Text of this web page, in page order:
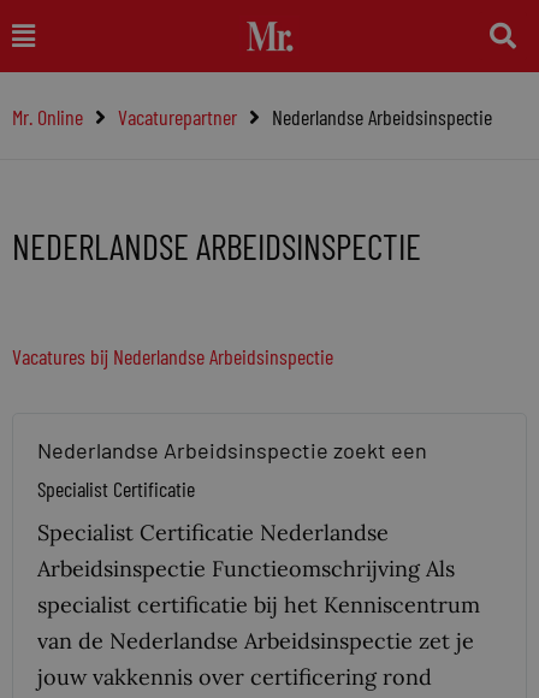
naar
inhoud
Main
Menu
Mr. Online Vacaturepartner Nederlandse Arbeidsinspectie
NEDERLANDSE ARBEIDSINSPECTIE
Vacatures bij Nederlandse Arbeidsinspectie
Nederlandse Arbeidsinspectie zoekt een
Specialist Certificatie
Specialist Certificatie Nederlandse
Arbeidsinspectie Functie­omschrijving Als
specialist certificatie bij het Kenniscentrum
van de Nederlandse Arbeidsinspectie zet je
jouw vakkennis over certificering rond